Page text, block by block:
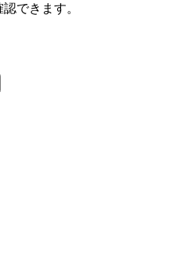
できます。